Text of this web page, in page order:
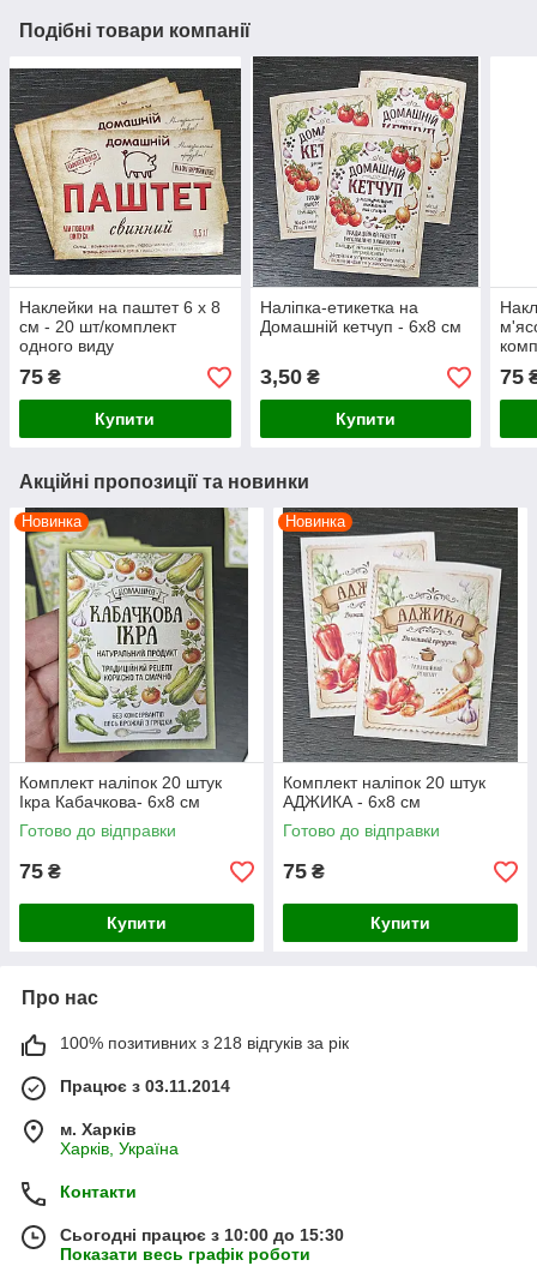
Подібні товари компанії
Наклейки на паштет 6 х 8
см - 20 шт/комплект
одного виду
75 ₴
Купити
Наліпка-етикетка на
Домашній кетчуп - 6х8 см
3,50₴
Купити
75
Акційні пропозиції та новинки
Новинка
Комплект наліпок 20 штук
Ікра Кабачкова- 6х8 см
Готово до відправки
75 ₴
Купити
Новинка
Комплект наліпок 20 штук
АДЖИКА - 6х8 см
Готово до відправки
75 ₴
Купити
Про нас
100% позитивних з 218 відгуків за рік
Працює з 03.11.2014
м. Харків
Харків, Україна
Контакти
Сьогодні працює з 10:00 до 15:30
Показати весь графік роботи